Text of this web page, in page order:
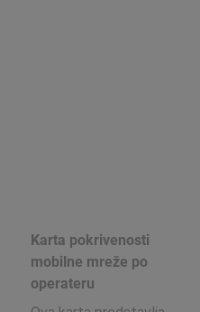
Karta pokrivenosti
mobilne mreže po
operateru